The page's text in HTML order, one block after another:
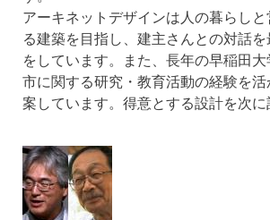
アーキネットデザインは人の暮らし
る建築を目指し、建主さんとの対話
をしています。また、長年の早稲田
市に関する研究・教育活動の経験を
案しています。得意とする設計を次に